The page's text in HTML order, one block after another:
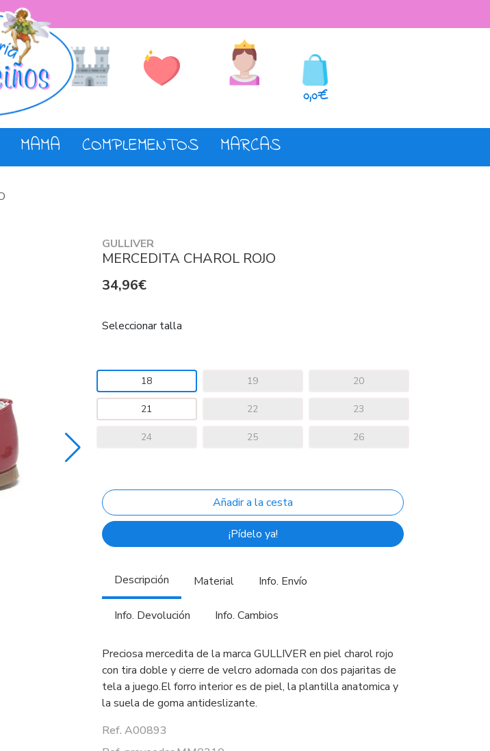
0,0€
MAMA COMPLEMENTOS MARCAS
GULLIVER
MERCEDITA CHAROL ROJO
34,96€
Seleccionar talla
18 19 20
21 22 23
24 25 26
¡Pídelo ya!
Descripción Material Info. Envío
Info. Devolución Info. Cambios
Preciosa mercedita de la marca GULLIVER en piel charol rojo
con tira doble y cierre de velcro adornada con dos pajaritas de
tela a juego.El forro interior es de piel, la plantilla anatomica y
la suela de goma antideslizante.
Ref. A00893